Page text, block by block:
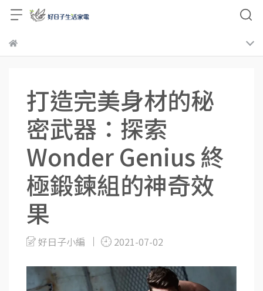
打造完美身材的秘
密武器：探索
Wonder Genius 終
極鍛鍊組的神奇效
果
好日子小編 2021-07-02